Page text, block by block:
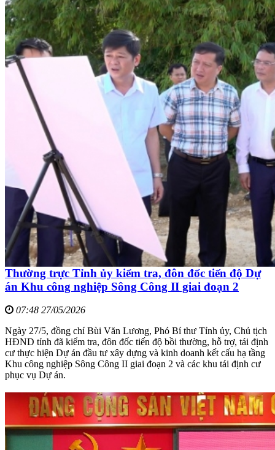
Thường trực Tỉnh ủy kiểm tra, đôn đốc tiến độ Dự
án Khu công nghiệp Sông Công II giai đoạn 2
07:48 27/05/2026
Ngày 27/5, đồng chí Bùi Văn Lương, Phó Bí thư Tỉnh ủy, Chủ tịch
HĐND tỉnh đã kiểm tra, đôn đốc tiến độ bồi thường, hỗ trợ, tái định
cư thực hiện Dự án đầu tư xây dựng và kinh doanh kết cấu hạ tầng
Khu công nghiệp Sông Công II giai đoạn 2 và các khu tái định cư
phục vụ Dự án.